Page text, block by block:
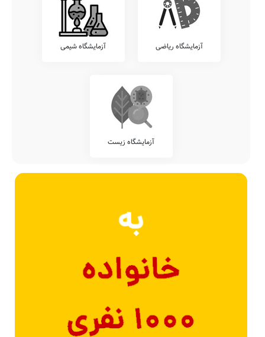
آزمایشگاه ریاضی آزمایشگاه شیمی
آزمایشگاه زیست